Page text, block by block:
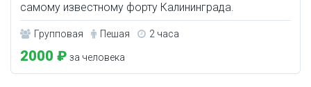
самому известному форту Калининграда.
Групповая Пешая 2 часа
2000 ₽ за человека